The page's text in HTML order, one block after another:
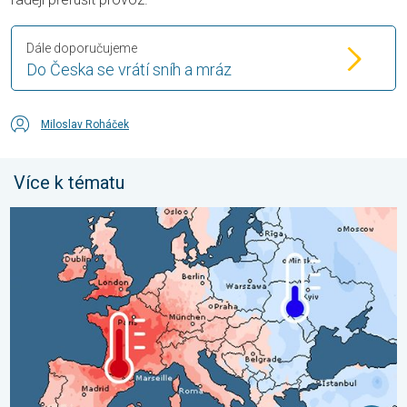
Do Česka se vrátí sníh a mráz
Dále doporučujeme
Miloslav Roháček
Více k tématu
Shrnutí července v Evropě. Rozdíl v teplotách. . . pondělí 3.